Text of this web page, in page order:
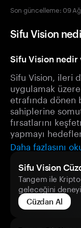
Son güncelleme: 09
Sifu Vision
Sifu Vision nedir
Sifu Vision, ileri
uygulamak
etrafında
sahiplerine
fırsatlarını
yapmayı
Daha fazlasını
Sifu Vision
Tangem ile Kripto
geleceğini
Cüzdan Al